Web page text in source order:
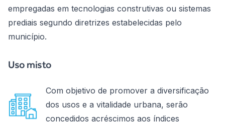
empregadas em tecnologias construtivas ou sistemas
prediais segundo diretrizes estabelecidas pelo
município.
Uso misto
Com objetivo de promover a diversificação
dos usos e a vitalidade urbana, serão
concedidos acréscimos aos índices